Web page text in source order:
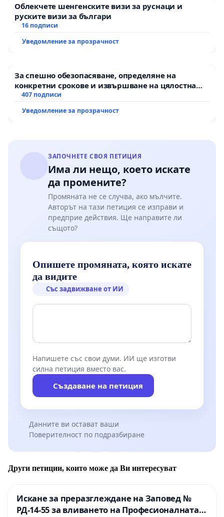
Облекчете шенгенските визи за руснаци и
руските визи за българи
16 подписи
Уведомление за прозрачност
За спешно обезопасяване, определяне на
конкретни срокове и извършване на цялостна
рехабилитация на републиканския път между
Мирово - к.к. Момин проход
407 подписи
Уведомление за прозрачност
ЗАПОЧНЕТЕ СВОЯ ПЕТИЦИЯ
Има ли нещо, което искате
да промените?
Промяната не се случва, ако мълчите.
Авторът на тази петиция се изправи и
предприе действия. Ще направите ли
същото?
Опишете промяната, която искате
да видите
Със задвижване от ИИ
Напишете със свои думи. ИИ ще изготви
силна петиция вместо вас.
Създаване на петиция
Данните ви остават ваши
Поверителност по подразбиране
Други петиции, които може да Ви интересуват
Искане за преразглеждане на Заповед №
РД-14-55 за вливането на Професионалната